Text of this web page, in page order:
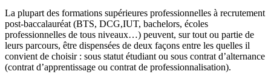
La plupart des formations supérieures professionnelles à recrutement
post-baccalauréat (BTS, DCG,IUT, bachelors, écoles
professionnelles de tous niveaux…) peuvent, sur tout ou partie de
leurs parcours, être dispensées de deux façons entre les quelles il
convient de choisir : sous statut étudiant ou sous contrat d’alternance
(contrat d’apprentissage ou contrat de professionnalisation).